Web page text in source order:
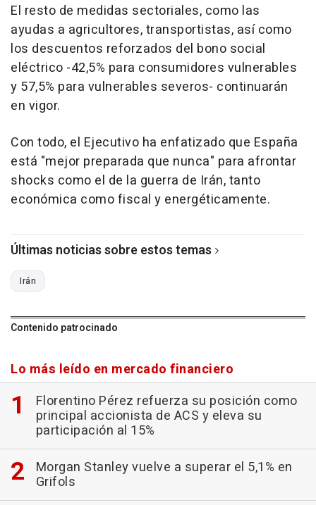
El resto de medidas sectoriales, como las
ayudas a agricultores, transportistas, así como
los descuentos reforzados del bono social
eléctrico -42,5% para consumidores vulnerables
y 57,5% para vulnerables severos- continuarán
en vigor.
Con todo, el Ejecutivo ha enfatizado que España
está "mejor preparada que nunca" para afrontar
shocks como el de la guerra de Irán, tanto
económica como fiscal y energéticamente.
Últimas noticias sobre estos temas
Irán
Contenido patrocinado
Lo más leído en mercado financiero
Florentino Pérez refuerza su posición como
principal accionista de ACS y eleva su
participación al 15%
Morgan Stanley vuelve a superar el 5,1% en
Grifols